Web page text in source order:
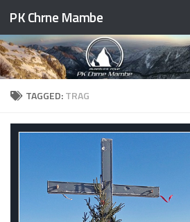
Skip to content
PK Chrne Mambe
TAGGED:TRAG